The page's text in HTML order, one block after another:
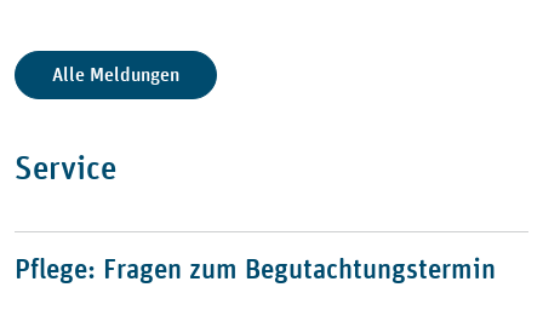
Alle Meldungen
Service
Pflege: Fragen zum Begutachtungstermin